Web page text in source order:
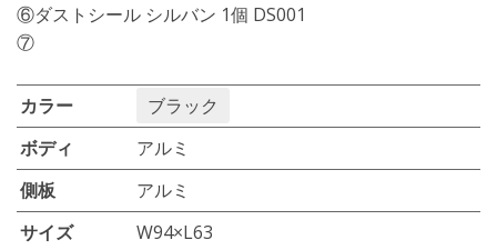
⑥ダストシール シルバン 1個 DS001
⑦
カラー
ブラック
ボディ
アルミ
側板
アルミ
サイズ
W94×L63